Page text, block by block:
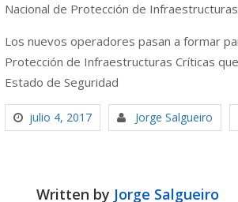
Nacional de Protección de
Los nuevos operadores pasan a formar
Protección de Infraestructuras Críticas
Estado de Seguridad
julio 4, 2017 Jorge Salgueiro
Written by Jorge Salgueiro